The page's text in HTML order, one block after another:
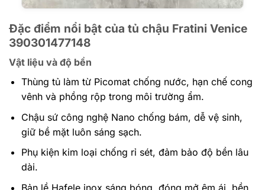
Đặc điểm nổi bật của tủ chậu Fratini Venice
390301477148
Vật liệu và độ bền
Thùng tủ làm từ Picomat chống nước, hạn chế cong
vênh và phồng rộp trong môi trường ẩm.
Chậu sứ công nghệ Nano chống bám, dễ vệ sinh,
giữ bề mặt luôn sáng sạch.
Phụ kiện kim loại chống rỉ sét, đảm bảo độ bền lâu
dài.
Bản lề Hafele inox sáng bóng, đóng mở êm ái, bền